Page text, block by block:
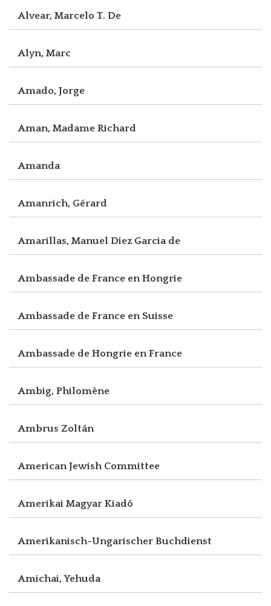
Alvear, Marcelo T. De
Alyn, Marc
Amado, Jorge
Aman, Madame Richard
Amanda
Amanrich, Gérard
Amarillas, Manuel Diez Garcia de
Ambassade de France en Hongrie
Ambassade de France en Suisse
Ambassade de Hongrie en France
Ambig, Philomène
Ambrus Zoltán
American Jewish Committee
Amerikai Magyar Kiadó
Amerikanisch-Ungarischer Buchdienst
Amichai, Yehuda